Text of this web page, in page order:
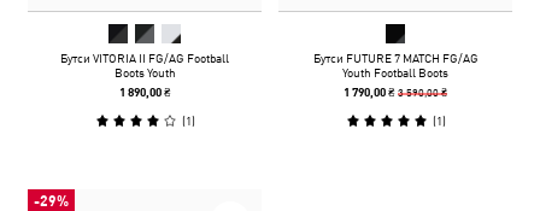
Бутси VITORIA II FG/AG Football
Boots Youth
1 890,00 ₴
(1)
Бутси FUTURE 7 MATCH FG/AG
Youth Football Boots
1 790,00 ₴3 590,00 ₴
(1)
-29%